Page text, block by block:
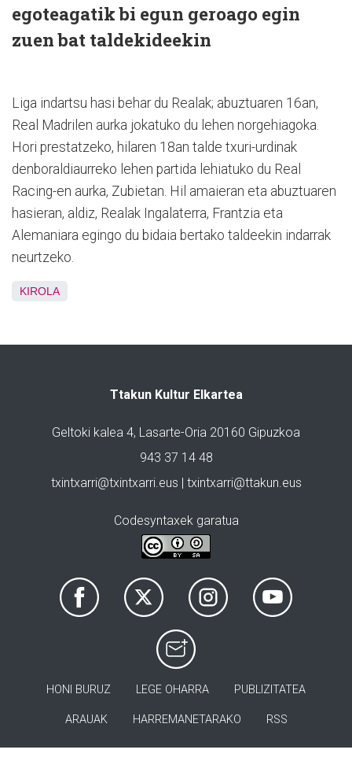
egoteagatik bi egun geroago egin
zuen bat taldekideekin
Liga indartsu hasi behar du Realak; abuztuaren 16an,
Real Madrilen aurka jokatuko du lehen norgehiagoka.
Hori prestatzeko, hilaren 18an talde txuri-urdinak
denboraldiaurreko lehen partida lehiatuko du Real
Racing-en aurka, Zubietan. Hil amaieran eta abuztuaren
hasieran, aldiz, Realak Ingalaterra, Frantzia eta
Alemaniara egingo du bidaia bertako taldeekin indarrak
neurtzeko.
KIROLA
Ttakun Kultur Elkartea
Geltoki kalea 4, Lasarte-Oria 20160 Gipuzkoa
943 37 14 48
txintxarri@txintxarri.eus | txintxarri@ttakun.eus
Codesyntaxek garatua
HONI BURUZ LEGE OHARRA PUBLIZITATEA
ARAUAK HARREMANETARAKO RSS